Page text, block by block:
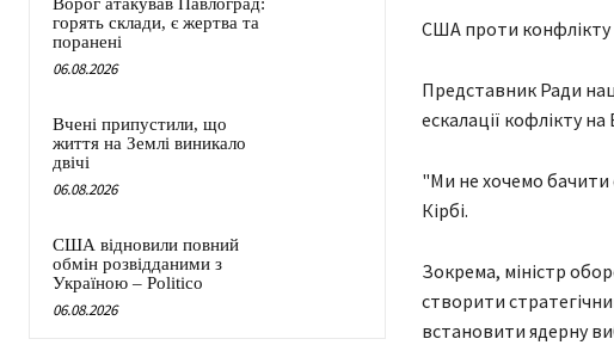
горять склади, є жертва та
поранені
06.08.2026
Вчені припустили, що
життя на Землі виникало
двічі
06.08.2026
США відновили повний
обмін розвідданими з
Україною – Politico
06.08.2026
США проти конфлікту
Представник Ради
ескалації кофлікту
"Ми не хочемо бачити
Кірбі.
Зокрема, міністр
створити
встановити ядерну